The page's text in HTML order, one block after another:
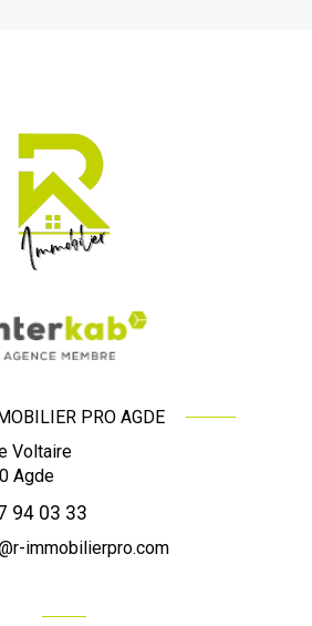
PRO AGDE
Voltaire
Agde
94 03 33
immobilierpro.com